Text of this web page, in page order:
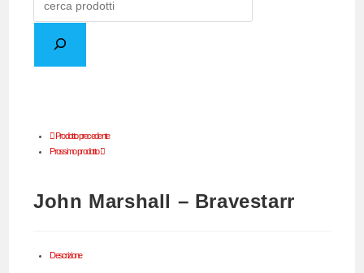
Prodotto precedente
Prossimo prodotto
John Marshall – Bravestarr
Descrizione